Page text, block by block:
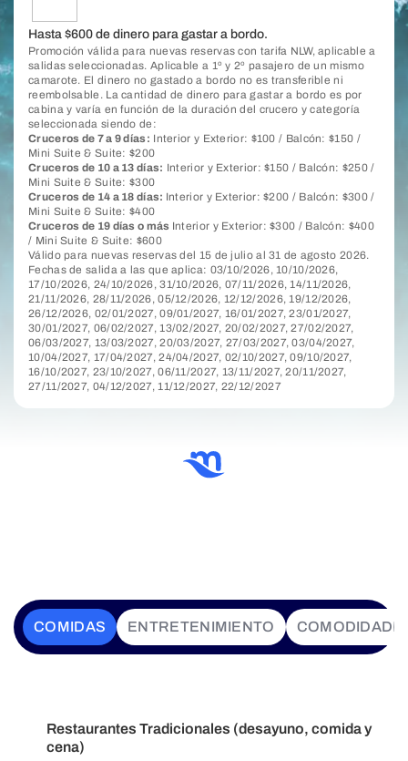
Hasta $600 de dinero para gastar a bordo.
Promoción válida para nuevas reservas con tarifa NLW, aplicable a
salidas seleccionadas. Aplicable a 1º y 2º pasajero de un mismo
camarote. El dinero no gastado a bordo no es transferible ni
reembolsable. La cantidad de dinero para gastar a bordo es por
cabina y varía en función de la duración del crucero y categoría
seleccionada siendo de:
Cruceros de 7 a 9 días: Interior y Exterior: $100 / Balcón: $150 /
Mini Suite & Suite: $200
Cruceros de 10 a 13 días: Interior y Exterior: $150 / Balcón: $250 /
Mini Suite & Suite: $300
Cruceros de 14 a 18 días: Interior y Exterior: $200 / Balcón: $300 /
Mini Suite & Suite: $400
Cruceros de 19 días o más Interior y Exterior: $300 / Balcón: $400
/ Mini Suite & Suite: $600
Válido para nuevas reservas del 15 de julio al 31 de agosto 2026.
Fechas de salida a las que aplica: 03/10/2026, 10/10/2026,
17/10/2026, 24/10/2026, 31/10/2026, 07/11/2026, 14/11/2026,
21/11/2026, 28/11/2026, 05/12/2026, 12/12/2026, 19/12/2026,
26/12/2026, 02/01/2027, 09/01/2027, 16/01/2027, 23/01/2027,
30/01/2027, 06/02/2027, 13/02/2027, 20/02/2027, 27/02/2027,
06/03/2027, 13/03/2027, 20/03/2027, 27/03/2027, 03/04/2027,
10/04/2027, 17/04/2027, 24/04/2027, 02/10/2027, 09/10/2027,
16/10/2027, 23/10/2027, 06/11/2027, 13/11/2027, 20/11/2027,
27/11/2027, 04/12/2027, 11/12/2027, 22/12/2027
COMIDAS ENTRETENIMIENTO
Restaurantes Tradicionales (desayuno, comida y
cena)